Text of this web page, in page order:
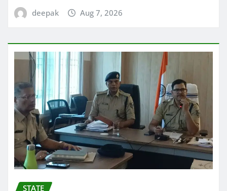
deepak Aug 7, 2026
STATE